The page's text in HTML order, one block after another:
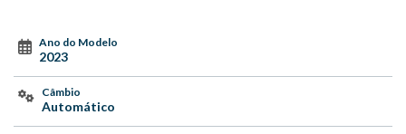
Ano do Modelo
2023
Câmbio
Automático